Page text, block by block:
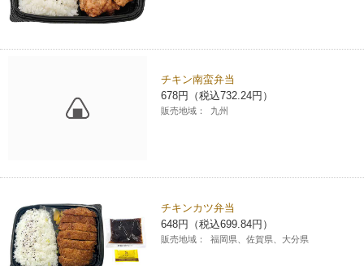
チキン南蛮弁当
678円（税込732.24円）
販売地域： 九州
チキンカツ弁当
648円（税込699.84円）
販売地域： 福岡県、佐賀県、大分県